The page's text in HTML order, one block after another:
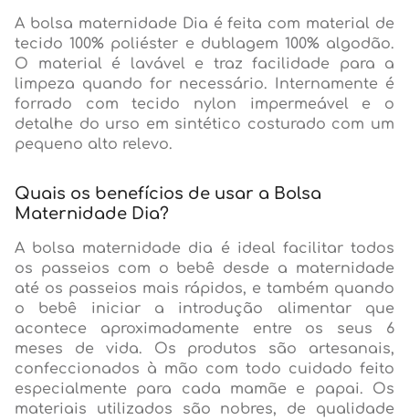
A bolsa maternidade Dia é feita com material de
tecido 100% poliéster e dublagem 100% algodão.
O material é lavável e traz facilidade para a
limpeza quando for necessário. Internamente é
forrado com tecido nylon impermeável e o
detalhe do urso em sintético costurado com um
pequeno alto relevo.
Quais os benefícios de usar a Bolsa
Maternidade Dia?
A bolsa maternidade dia é ideal facilitar todos
os passeios com o bebê desde a maternidade
até os passeios mais rápidos, e também quando
o bebê iniciar a introdução alimentar que
acontece aproximadamente entre os seus 6
meses de vida. Os produtos são artesanais,
confeccionados à mão com todo cuidado feito
especialmente para cada mamãe e papai. Os
materiais utilizados são nobres, de qualidade